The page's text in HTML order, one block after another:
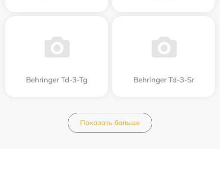
Behringer Td-3-Tg Behringer Td-3-Sr
Показать больше